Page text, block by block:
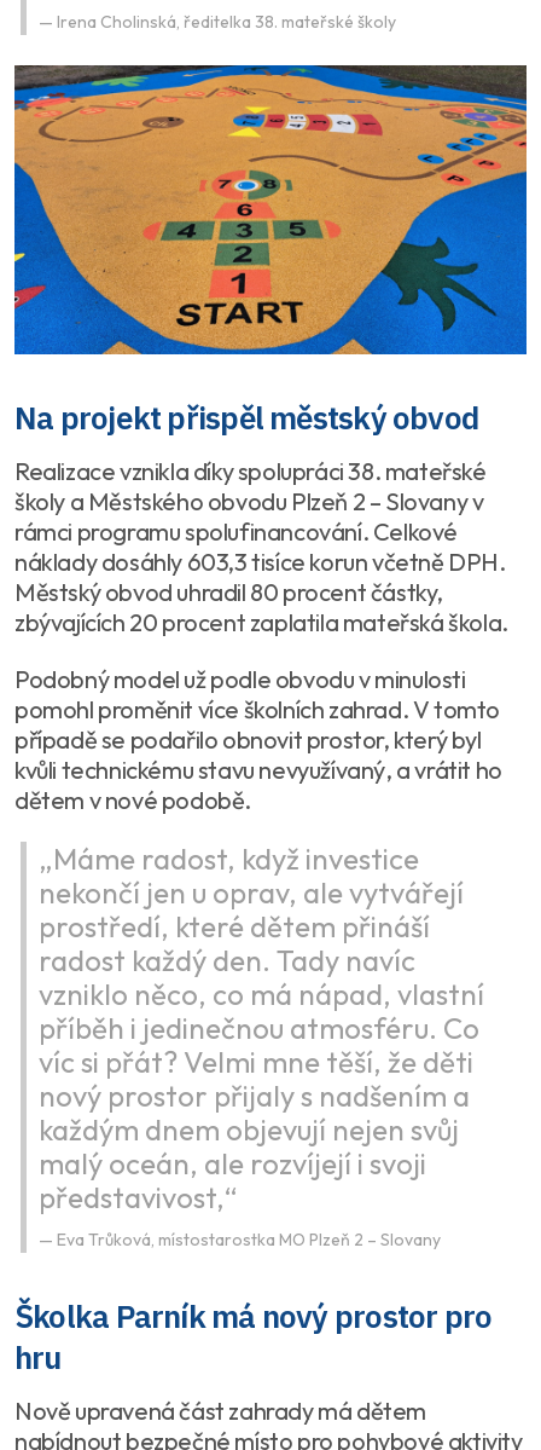
Irena Cholinská, ředitelka 38. mateřské školy
Na projekt přispěl městský obvod
Realizace vznikla díky spolupráci 38. mateřské
školy a Městského obvodu Plzeň 2 – Slovany v
rámci programu spolufinancování. Celkové
náklady dosáhly 603,3 tisíce korun včetně DPH.
Městský obvod uhradil 80 procent částky,
zbývajících 20 procent zaplatila mateřská škola.
Podobný model už podle obvodu v minulosti
pomohl proměnit více školních zahrad. V tomto
případě se podařilo obnovit prostor, který byl
kvůli technickému stavu nevyužívaný, a vrátit ho
dětem v nové podobě.
„Máme radost, když investice
nekončí jen u oprav, ale vytvářejí
prostředí, které dětem přináší
radost každý den. Tady navíc
vzniklo něco, co má nápad, vlastní
příběh i jedinečnou atmosféru. Co
víc si přát? Velmi mne těší, že děti
nový prostor přijaly s nadšením a
každým dnem objevují nejen svůj
malý oceán, ale rozvíjejí i svoji
představivost,“
Eva Trůková, místostarostka MO Plzeň 2 – Slovany
Školka Parník má nový prostor pro
hru
Nově upravená část zahrady má dětem
nabídnout bezpečné místo pro pohybové aktivity